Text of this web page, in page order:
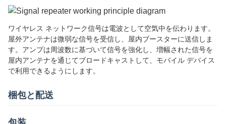
ワイヤレス ネットワーク信号は電波として空気中を伝わります。
屋外アンテナは微弱な信号を受信し、屋内ブースターに送信しま
す。アンプは周波数に基づいて信号を強化し、増幅された信号を
屋内アンテナを通じてブロードキャストして、モバイル デバイス
で利用できるようにします。
梱包と配送